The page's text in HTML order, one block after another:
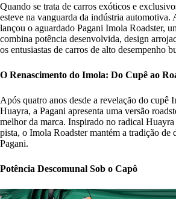
Quando se trata de carros exóticos e
esteve na vanguarda da indústria automotiva.
lançou o aguardado Pagani Imola Roadster,
combina potência desenvolvida, design
os entusiastas de carros de alto desempenho
O Renascimento do Imola: Do Cupê ao
Após quatro anos desde a revelação do cupê
Huayra, a Pagani apresenta uma versão
melhor da marca. Inspirado no radical
pista, o Imola Roadster mantém a tradição de
Pagani.
Potência Descomunal Sob o Capô